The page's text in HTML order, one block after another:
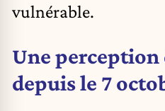
vulnérable.
Une perception
depuis le 7